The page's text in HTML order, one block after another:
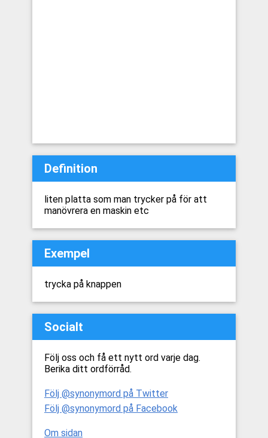
Definition
liten platta som man trycker på för att
manövrera en maskin etc
Exempel
trycka på knappen
Socialt
Följ oss och få ett nytt ord varje dag.
Berika ditt ordförråd.
Följ @synonymord på Twitter
Följ @synonymord på Facebook
Om sidan